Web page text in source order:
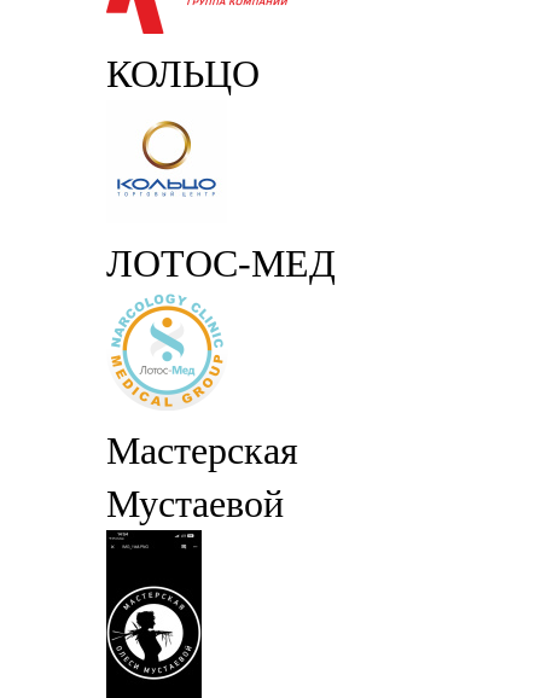
КОЛЬЦО
ЛОТОС-МЕД
Мастерская
Мустаевой